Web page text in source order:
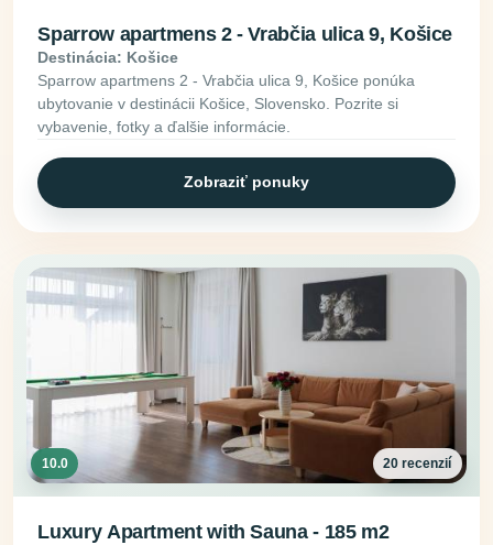
Sparrow apartmens 2 - Vrabčia ulica 9, Košice
Destinácia: Košice
Sparrow apartmens 2 - Vrabčia ulica 9, Košice ponúka
ubytovanie v destinácii Košice, Slovensko. Pozrite si
vybavenie, fotky a ďalšie informácie.
Zobraziť ponuky
10.0 20 recenzií
Luxury Apartment with Sauna - 185 m2